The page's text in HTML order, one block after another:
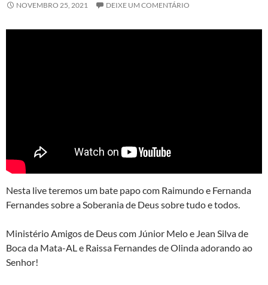
NOVEMBRO 25, 2021 DEIXE UM COMENTÁRIO
Nesta live teremos um bate papo com Raimundo e Fernanda
Fernandes sobre a Soberania de Deus sobre tudo e todos.
Ministério Amigos de Deus com Júnior Melo e Jean Silva de
Boca da Mata-AL e Raissa Fernandes de Olinda adorando ao
Senhor!